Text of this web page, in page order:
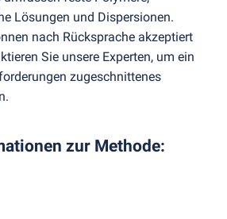
Lösungen und Dispersionen.
nach Rücksprache akzeptiert
Sie unsere Experten, um ein
zugeschnittenes
zur Methode: